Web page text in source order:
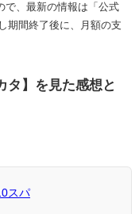
で、最新の情報は「公式
期間終了後に、月額の支
タ】を見た感想と
スパ